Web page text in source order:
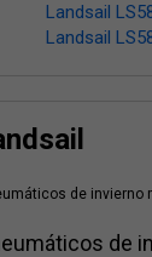
Landsail
Landsail
de invierno
de